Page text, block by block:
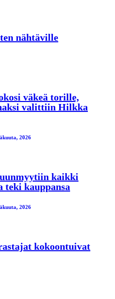
nähtäville
väkeä torille,
valittiin Hilkka
2026
kaikki
teki kauppansa
2026
kokoontuivat